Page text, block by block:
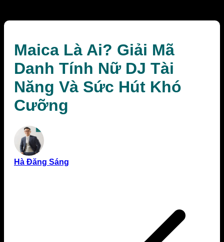
Maica Là Ai? Giải Mã
Danh Tính Nữ DJ Tài
Năng Và Sức Hút Khó
Cưỡng
Hà Đăng Sáng